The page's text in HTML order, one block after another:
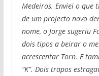
Medeiros. Enviei o que
de um projecto novo
nome, o Jorge sugeriu
dois tipos a beirar o
acrescentar Torn. E
“K”. Dois trapos